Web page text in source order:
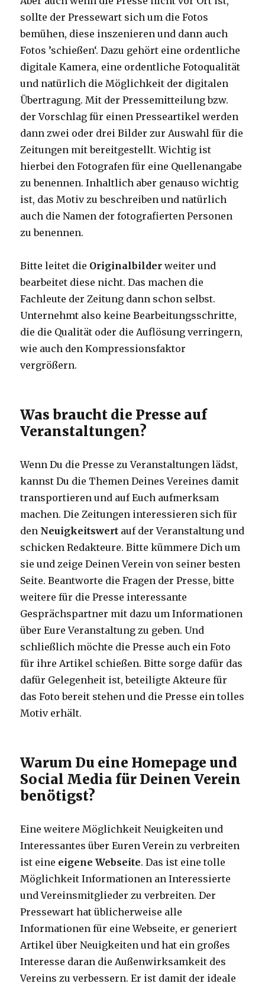
sollte der Pressewart sich um die Fotos
bemühen, diese inszenieren und dann auch
Fotos ’schießen‘. Dazu gehört eine ordentliche
digitale Kamera, eine ordentliche Fotoqualität
und natürlich die Möglichkeit der digitalen
Übertragung. Mit der Pressemitteilung bzw.
der Vorschlag für einen Presseartikel werden
dann zwei oder drei Bilder zur Auswahl für die
Zeitungen mit bereitgestellt. Wichtig ist
hierbei den Fotografen für eine Quellenangabe
zu benennen. Inhaltlich aber genauso wichtig
ist, das Motiv zu beschreiben und natürlich
auch die Namen der fotografierten Personen
zu benennen.
Bitte leitet die Originalbilder weiter und
bearbeitet diese nicht. Das machen die
Fachleute der Zeitung dann schon selbst.
Unternehmt also keine Bearbeitungsschritte,
die die Qualität oder die Auflösung verringern,
wie auch den Kompressionsfaktor
vergrößern.
Was braucht die Presse auf
Veranstaltungen?
Wenn Du die Presse zu Veranstaltungen lädst,
kannst Du die Themen Deines Vereines damit
transportieren und auf Euch aufmerksam
machen. Die Zeitungen interessieren sich für
den Neuigkeitswert auf der Veranstaltung und
schicken Redakteure. Bitte kümmere Dich um
sie und zeige Deinen Verein von seiner besten
Seite. Beantworte die Fragen der Presse, bitte
weitere für die Presse interessante
Gesprächspartner mit dazu um Informationen
über Eure Veranstaltung zu geben. Und
schließlich möchte die Presse auch ein Foto
für ihre Artikel schießen. Bitte sorge dafür das
dafür Gelegenheit ist, beteiligte Akteure für
das Foto bereit stehen und die Presse ein tolles
Motiv erhält.
Warum Du eine Homepage und
Social Media für Deinen Verein
benötigst?
Eine weitere Möglichkeit Neuigkeiten und
Interessantes über Euren Verein zu verbreiten
ist eine eigene Webseite. Das ist eine tolle
Möglichkeit Informationen an Interessierte
und Vereinsmitglieder zu verbreiten. Der
Pressewart hat üblicherweise alle
Informationen für eine Webseite, er generiert
Artikel über Neuigkeiten und hat ein großes
Interesse daran die Außenwirksamkeit des
Vereins zu verbessern. Er ist damit der ideale